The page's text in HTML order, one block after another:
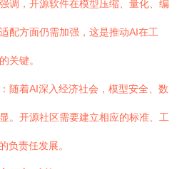
调，开源软件在模型压缩、量化、编
配方面仍需加强，这是推动AI在工
关键。
：随着AI深入经济社会，模型安全、数
。开源社区需要建立相应的标准、工
负责任发展。